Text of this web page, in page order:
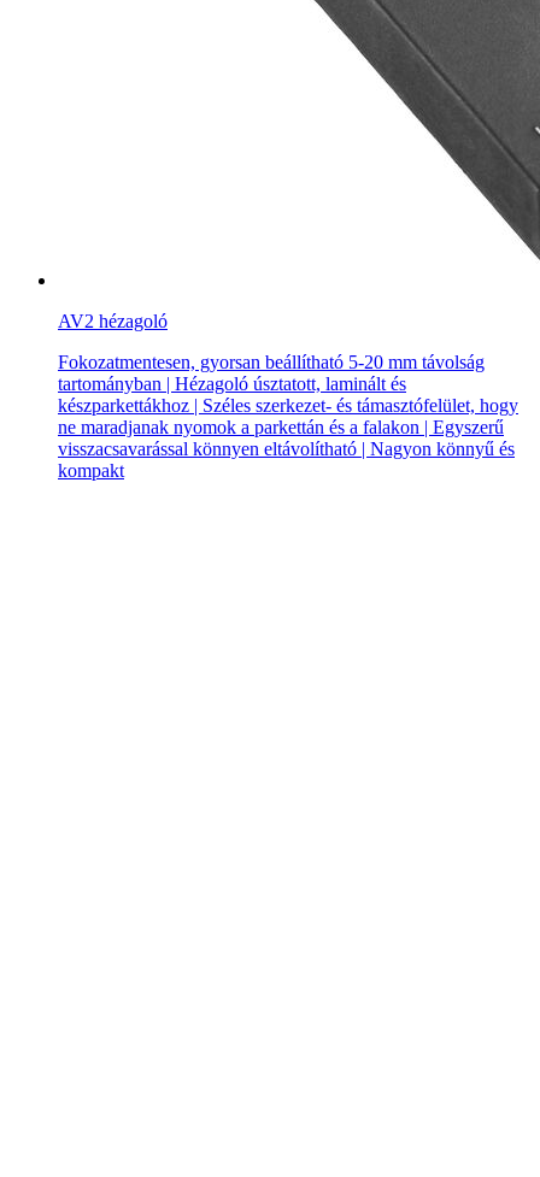
AV2 hézagoló
Fokozatmentesen, gyorsan beállítható 5-20 mm távolság
tartományban | Hézagoló úsztatott, laminált és
készparkettákhoz | Széles szerkezet- és támasztófelület, hogy
ne maradjanak nyomok a parkettán és a falakon | Egyszerű
visszacsavarással könnyen eltávolítható | Nagyon könnyű és
kompakt